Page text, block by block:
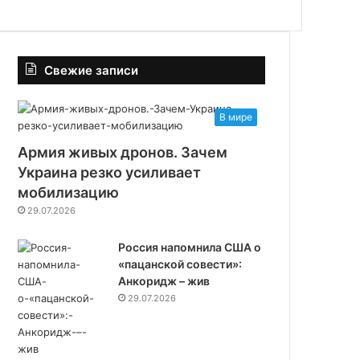
Свежие записи
В мире
Армия живых дронов. Зачем
Украина резко усиливает
мобилизацию
29.07.2026
Россия напомнила США о
«пацанской совести»:
Анкоридж – жив
29.07.2026